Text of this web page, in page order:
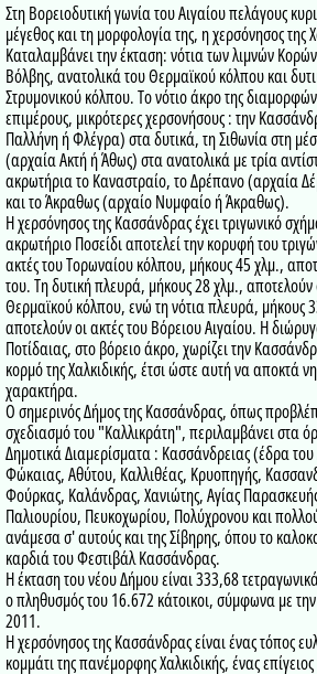
Στη Βορειοδυτική γωνία του Αιγαίου πελάγους
μέγεθος και τη μορφολογία της, η χερσόνησος της
Καταλαμβάνει την έκταση: νότια των λιμνών
Βόλβης, ανατολικά του Θερμαϊκού κόλπου και
Στρυμονικού κόλπου. Το νότιο άκρο της
επιμέρους, μικρότερες χερσονήσους : την
Παλλήνη ή Φλέγρα) στα δυτικά, τη Σιθωνία στη
(αρχαία Ακτή ή Άθως) στα ανατολικά με τρία
ακρωτήρια το Καναστραίο, το Δρέπανο (αρχαία
και το Άκραθως (αρχαίο Νυμφαίο ή Άκραθως).
Η χερσόνησος της Κασσάνδρας έχει τριγωνικό
ακρωτήριο Ποσείδι αποτελεί την κορυφή του
ακτές του Τορωναίου κόλπου, μήκους 45 χλμ.,
του. Τη δυτική πλευρά, μήκους 28 χλμ., αποτελούν
Θερμαϊκού κόλπου, ενώ τη νότια πλευρά, μήκους
αποτελούν οι ακτές του Βόρειου Αιγαίου. Η
Ποτίδαιας, στο βόρειο άκρο, χωρίζει την
κορμό της Χαλκιδικής, έτσι ώστε αυτή να αποκτά
χαρακτήρα.
Ο σημερινός Δήμος της Κασσάνδρας, όπως
σχεδιασμό του "Καλλικράτη", περιλαμβάνει στα
Δημοτικά Διαμερίσματα : Κασσάνδρειας (έδρα
Φώκαιας, Αθύτου, Καλλιθέας, Κρυοπηγής,
Φούρκας, Καλάνδρας, Χανιώτης, Αγίας
Παλιουρίου, Πευκοχωρίου, Πολύχρονου και
ανάμεσα σ' αυτούς και της Σίβηρης, όπου το
καρδιά του Φεστιβάλ Κασσάνδρας.
Η έκταση του νέου Δήμου είναι 333,68
ο πληθυσμός του 16.672 κάτοικοι, σύμφωνα με
2011.
Η χερσόνησος της Κασσάνδρας είναι ένας τόπος
κομμάτι της πανέμορφης Χαλκιδικής, ένας